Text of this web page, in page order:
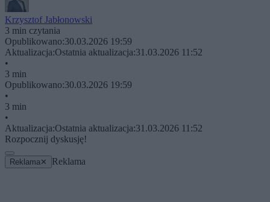
Krzysztof Jabłonowski
3 min czytania
Opublikowano:30.03.2026 19:59
Aktualizacja:Ostatnia aktualizacja:31.03.2026 11:52
•
3 min
Opublikowano:30.03.2026 19:59
•
3 min
•
Aktualizacja:Ostatnia aktualizacja:31.03.2026 11:52
Rozpocznij dyskusję!
Reklama ✕ Reklama